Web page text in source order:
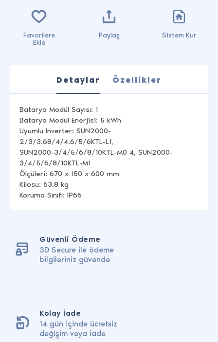
Favorilere
Ekle
Paylaş Sistem Kur
Detaylar Özellikler
Batarya Modül Sayısı: 1
Batarya Modül Enerjisi: 5 kWh
Uyumlu Inverter: SUN2000-
2/3/3.68/4/4.6/5/6KTL-L1,
SUN2000-3/4/5/6/8/10KTL-M0 4, SUN2000-
3/4/5/6/8/10KTL-M1
Ölçüleri: 670 x 150 x 600 mm
Kilosu: 63.8 kg
Koruma Sınıfı: IP66
Güvenli Ödeme
3D Secure ile ödeme
bilgileriniz güvende
Kolay İade
14 gün içinde ücretsiz
değişim veya iade